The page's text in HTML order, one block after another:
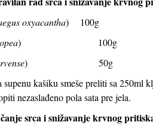
oxyacantha) 100g
) 100g
) 50g
supenu kašiku smeše preliti sa
nezaslađeno pola sata pre jela.
srca i snižavanje krvnog